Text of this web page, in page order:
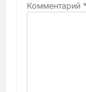
Комментарий *